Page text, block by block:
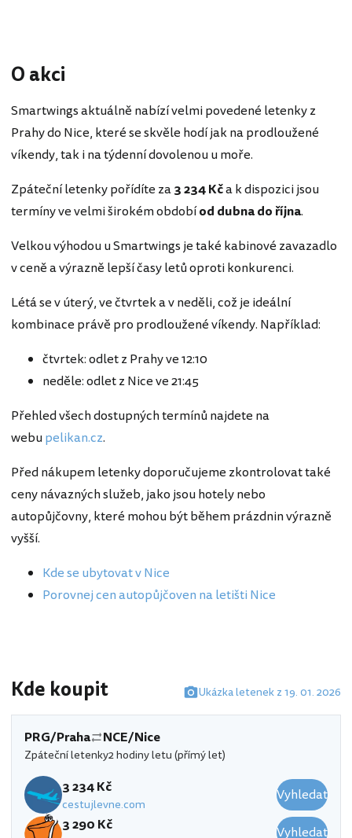
O akci
Smartwings aktuálně nabízí velmi povedené letenky z
Prahy do Nice, které se skvěle hodí jak na prodloužené
víkendy, tak i na týdenní dovolenou u moře.
Zpáteční letenky pořídíte za3 234 Kča k dispozici jsou
termíny ve velmi širokém obdobíod dubna do října.
Velkou výhodou u Smartwings je také kabinové zavazadlo
v ceně a výrazně lepší časy letů oproti konkurenci.
Létá se v úterý, ve čtvrtek a v neděli, což je ideální
kombinace právě pro prodloužené víkendy. Například:
čtvrtek: odlet z Prahy ve 12:10
neděle: odlet z Nice ve 21:45
Přehled všech dostupných termínů najdete na
webupelikan.cz.
Před nákupem letenky doporučujeme zkontrolovat také
ceny návazných služeb, jako jsou hotely nebo
autopůjčovny, které mohou být během prázdnin výrazně
vyšší.
Kde se ubytovat v Nice
Porovnej cen autopůjčoven na letišti Nice
Kde koupit Ukázka letenek z 19. 01. 2026
PRG/Praha NCE/Nice
Zpáteční letenky2 hodiny letu (přímý let)
3 234 Kč
cestujlevne.com
Vyhledat
3 290 Kč
Vyhledat